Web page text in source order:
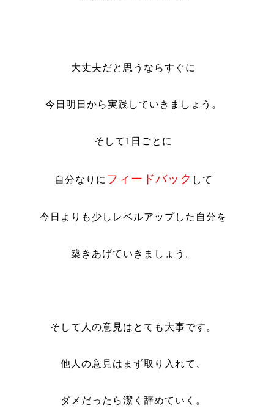
大丈夫だと思うならすぐに
今日明日から実践していきましょう。
そして 1 日ごとに
自分なりに フィードバック して
今日よりも少しレベルアップした自分を
築きあげていきましょう。
そして人の意見はとても大事です。
他人の意見はまず取り入れて、
ダメだったら潔く辞めていく。